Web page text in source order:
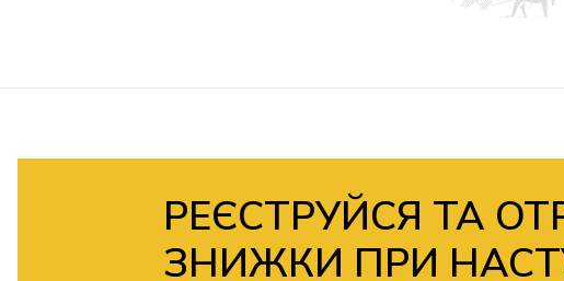
РЕЄСТРУЙСЯ ТА
ЗНИЖКИ ПРИ